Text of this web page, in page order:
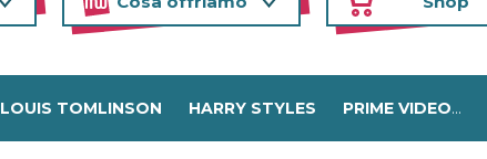
LOUIS TOMLINSON HARRY STYLES PRIME VIDEO